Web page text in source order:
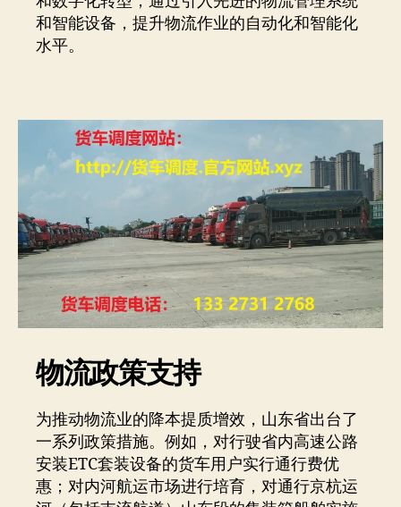
和智能设备，提升物流作业的自动化和智能化
水平。
物流政策支持
为推动物流业的降本提质增效，山东省出台了
一系列政策措施。例如，对行驶省内高速公路
安装ETC套装设备的货车用户实行通行费优
惠；对内河航运市场进行培育，对通行京杭运